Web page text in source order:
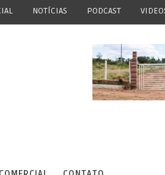
NOTÍCIAS PODCAST